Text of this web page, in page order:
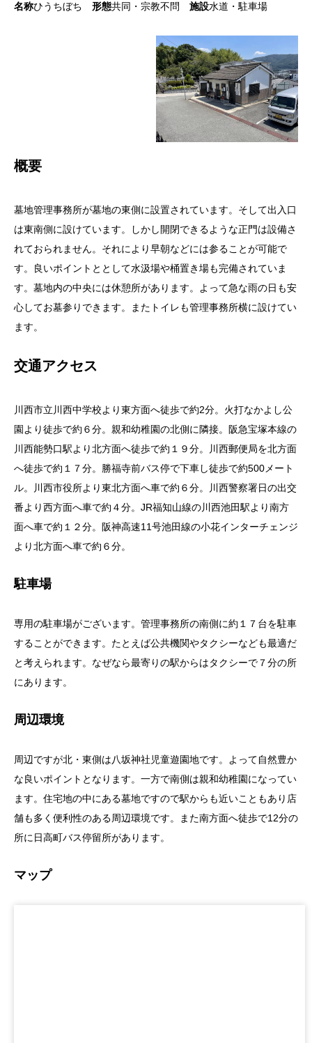
名称ひうちぼち 形態共同・宗教不問 施設水道・駐車場
概要
墓地管理事務所が墓地の東側に設置されています。そして出入口
は東南側に設けています。しかし開閉できるような正門は設備さ
れておられません。それにより早朝などには参ることが可能で
す。良いポイントととして水汲場や桶置き場も完備されていま
す。墓地内の中央には休憩所があります。よって急な雨の日も安
心してお墓参りできます。またトイレも管理事務所横に設けてい
ます。
交通アクセス
川西市立川西中学校より東方面へ徒歩で約2分。火打なかよし公
園より徒歩で約６分。親和幼稚園の北側に隣接。阪急宝塚本線の
川西能勢口駅より北方面へ徒歩で約１９分。川西郵便局を北方面
へ徒歩で約１７分。勝福寺前バス停で下車し徒歩で約500メート
ル。川西市役所より東北方面へ車で約６分。川西警察署日の出交
番より西方面へ車で約４分。JR福知山線の川西池田駅より南方
面へ車で約１２分。阪神高速11号池田線の小花インターチェンジ
より北方面へ車で約６分。
駐車場
専用の駐車場がございます。管理事務所の南側に約１７台を駐車
することができます。たとえば公共機関やタクシーなども最適だ
と考えられます。なぜなら最寄りの駅からはタクシーで７分の所
にあります。
周辺環境
周辺ですが北・東側は八坂神社児童遊園地です。よって自然豊か
な良いポイントとなります。一方で南側は親和幼稚園になってい
ます。住宅地の中にある墓地ですので駅からも近いこともあり店
舗も多く便利性のある周辺環境です。また南方面へ徒歩で12分の
所に日高町バス停留所があります。
マップ